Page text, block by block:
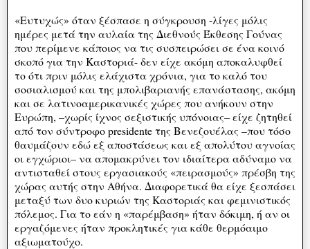
«Ευτυχώς» όταν ξέσπασε η σύγκρουση -λίγες μόλις
ημέρες μετά την αυλαία της Διεθνούς Έκθεσης Γούνας
που περίμενε κάποιος να τις συσπειρώσει σε ένα κοινό
σκοπό για την Καστοριά- δεν είχε ακόμη αποκαλυφθεί
το ότι πριν μόλις ελάχιστα χρόνια, για το καλό του
σοσιαλισμού και της μπολιβαριανής επανάστασης, ακόμη
και σε λατινοαμερικανικές χώρες που ανήκουν στην
Ευρώπη, –χωρίς ίχνος σεξιστικής υπόνοιας– είχε ζητηθεί
από τον σύντροφο presidente της Βενεζουέλας –που τόσο
θαυμάζουν εδώ εξ αποστάσεως και εξ απολύτου αγνοίας
οι εγχώριοι– να απομακρύνει τον ιδιαίτερα αδύναμο να
αντισταθεί στους εργασιακούς «πειρασμούς» πρέσβη της
χώρας αυτής στην Αθήνα. Διαφορετικά θα είχε ξεσπάσει
μεταξύ των δυο κυριών της Καστοριάς και φεμινιστικός
πόλεμος. Για το εάν η «παρέμβαση» ήταν δόκιμη, ή αν οι
εργαζόμενες ήταν προκλητικές για κάθε θερμόαιμο
αξιωματούχο.